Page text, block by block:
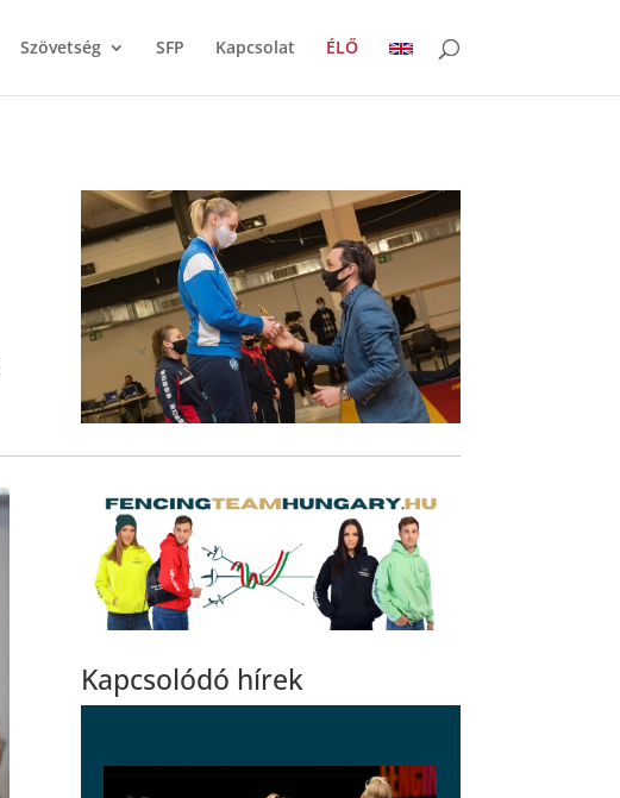
Szövetség SFP Kapcsolat ÉLŐ
Kapcsolódó hírek